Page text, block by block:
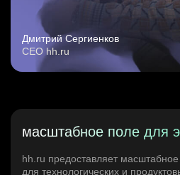
Дмитрий Сергиенков
CEO hh.ru
масштабное поле для
hh.ru предоставляет
для технологических и